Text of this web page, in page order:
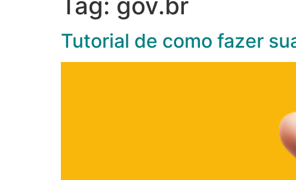
Tutorial de como fazer